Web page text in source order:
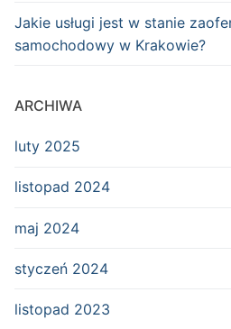
Jakie usługi jest w stanie
samochodowy w Krakowie?
ARCHIWA
luty 2025
listopad 2024
maj 2024
styczeń 2024
listopad 2023